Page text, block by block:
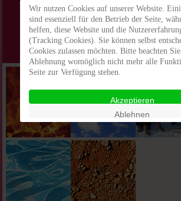
Wir nutzen Cookies auf unserer Website.
sind essenziell für den Betrieb der Seite,
helfen, diese Website und die
(Tracking Cookies). Sie können selbst
Cookies zulassen möchten. Bitte beachten
Ablehnung womöglich nicht mehr alle
Seite zur Verfügung stehen.
Akzeptieren
Ablehnen